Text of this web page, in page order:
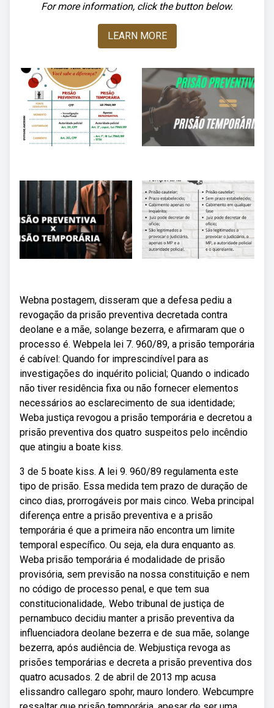
For more information, click the button below.
LEARN MORE
Webna postagem, disseram que a defesa pediu a
revogação da prisão preventiva decretada contra
deolane e a mãe, solange bezerra, e afirmaram que o
processo é. Webpela lei 7. 960/89, a prisão temporária
é cabível: Quando for imprescindível para as
investigações do inquérito policial; Quando o indicado
não tiver residência fixa ou não fornecer elementos
necessários ao esclarecimento de sua identidade;
Weba justiça revogou a prisão temporária e decretou a
prisão preventiva dos quatro suspeitos pelo incêndio
que atingiu a boate kiss.
3 de 5 boate kiss. A lei 9. 960/89 regulamenta este
tipo de prisão. Essa medida tem prazo de duração de
cinco dias, prorrogáveis por mais cinco. Weba principal
diferença entre a prisão preventiva e a prisão
temporária é que a primeira não encontra um limite
temporal específico. Ou seja, ela dura enquanto as.
Weba prisão temporária é modalidade de prisão
provisória, sem previsão na nossa constituição e nem
no código de processo penal, e que tem sua
constitucionalidade,. Webo tribunal de justiça de
pernambuco decidiu manter a prisão preventiva da
influenciadora deolane bezerra e de sua mãe, solange
bezerra, após audiência de. Webjustiça revoga as
prisões temporárias e decreta a prisão preventiva dos
quatro acusados. 2 de abril de 2013 mp acusa
elissandro callegaro spohr, mauro londero. Webcumpre